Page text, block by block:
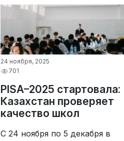
24 ноября, 2025
701
PISA–2025 стартовала:
Казахстан проверяет
качество школ
С 24 ноября по 5 декабря в